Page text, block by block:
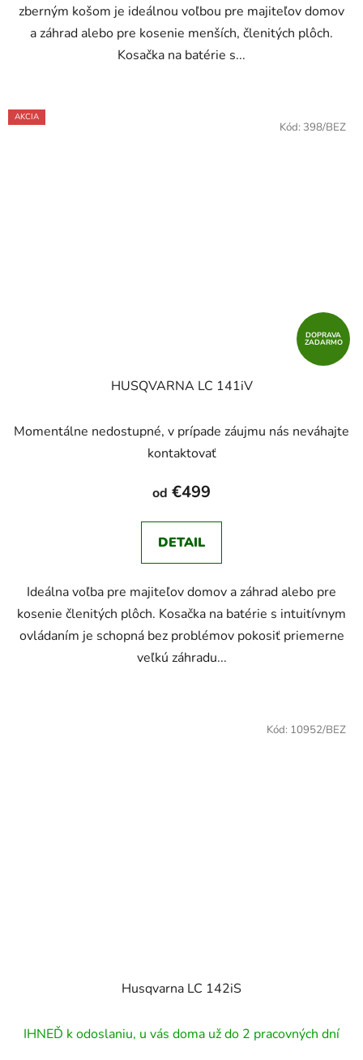
zberným košom je ideálnou voľbou pre majiteľov domov
a záhrad alebo pre kosenie menších, členitých plôch.
Kosačka na batérie s...
AKCIA
DOPRAVA
ZADARMO
HUSQVARNA LC 141iV
Momentálne nedostupné, v prípade záujmu nás neváhajte
kontaktovať
od €499
DETAIL
Ideálna voľba pre majiteľov domov a záhrad alebo pre
kosenie členitých plôch. Kosačka na batérie s intuitívnym
ovládaním je schopná bez problémov pokosiť priemerne
veľkú záhradu...
Kód: 398/BEZ
Husqvarna LC 142iS
IHNEĎ k odoslaniu, u vás doma už do 2 pracovných dní
Kód: 10952/BEZ